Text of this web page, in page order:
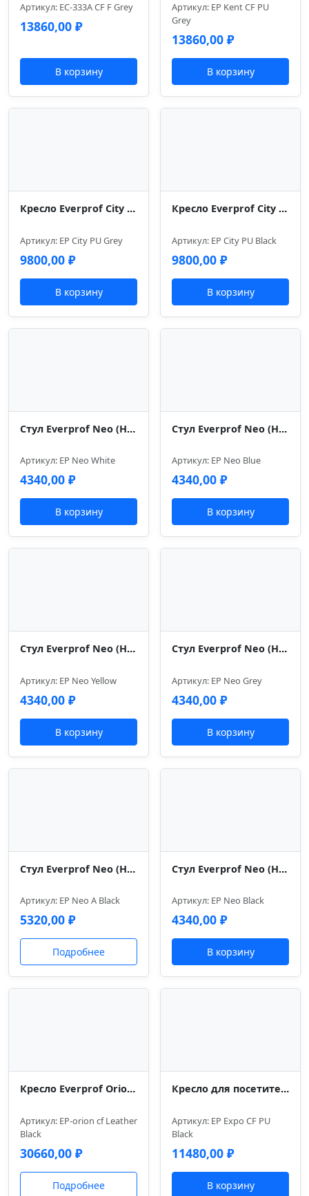
Артикул: EC-333A CF F Grey
13860,00 ₽
В корзину
Артикул: EP Kent CF PU
Grey
13860,00 ₽
В корзину
Кресло Everprof City (Сити) Экокожа Серый
Артикул: EP City PU Grey
9800,00 ₽
В корзину
Кресло Everprof City (Сити) Экокожа Черный
Артикул: EP City PU Black
9800,00 ₽
В корзину
Стул Everprof Neo (Нэо) Белый
Артикул: EP Neo White
4340,00 ₽
В корзину
Стул Everprof Neo (Нэо) Голубой
Артикул: EP Neo Blue
4340,00 ₽
В корзину
Стул Everprof Neo (Нэо) Желтый
Артикул: EP Neo Yellow
4340,00 ₽
В корзину
Стул Everprof Neo (Нэо) Серый
Артикул: EP Neo Grey
4340,00 ₽
В корзину
Стул Everprof Neo (Нэо) A Черный
Артикул: EP Neo A Black
5320,00 ₽
Подробнее
Стул Everprof Neo (Нэо) Черный
Артикул: EP Neo Black
4340,00 ₽
В корзину
Кресло Everprof Orion (Орион) CF Кожа Черный
Артикул: EP-orion cf Leather
Black
30660,00 ₽
Подробнее
Кресло для посетителей Everprof Expo (Экспо) CF Экокожа Черный
Артикул: EP Expo CF PU
Black
11480,00 ₽
В корзину